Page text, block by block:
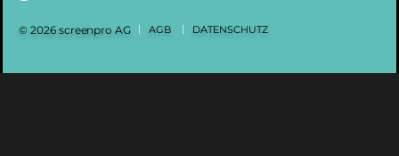
© 2026 screenpro AG AGB DATENSCHUTZ